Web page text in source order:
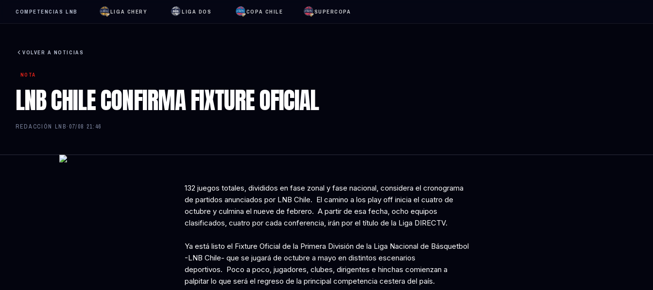
COMPETENCIAS LNB LIGA CHERY LIGA DOS COPA CHILE SUPERCOPA
VOLVER A NOTICIAS
NOTA
LNB CHILE CONFIRMA FIXTURE OFICIAL
REDACCIÓN LNB· 07/08 21:46
132 juegos totales, divididos en fase zonal y fase nacional, considera el cronograma
de partidos anunciados por LNB Chile. El camino a los play off inicia el cuatro de
octubre y culmina el nueve de febrero. A partir de esa fecha, ocho equipos
clasificados, cuatro por cada conferencia, irán por el título de la Liga DIRECTV.
Ya está listo el Fixture Oficial de la Primera División de la Liga Nacional de Básquetbol
-LNB Chile- que se jugará de octubre a mayo en distintos escenarios
deportivos. Poco a poco, jugadores, clubes, dirigentes e hinchas comienzan a
palpitar lo que será el regreso de la principal competencia cestera del país.